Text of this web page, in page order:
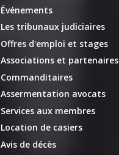
Événements
Les tribunaux judiciaires
Offres d'emploi et stages
Associations et partenaires
Commanditaires
Assermentation avocats
Services aux membres
Location de casiers
Avis de décès